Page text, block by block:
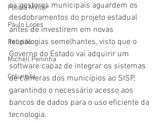
Polícia Militar
Paulo Lopes
Religião
Michell Peninha
Colunista
os gestores municipais aguardem os
desdobramentos do projeto estadual
antes de investirem em novas
tecnologias semelhantes, visto que o
Governo do Estado vai adquirir um
software capaz de integrar os sistemas
de câmeras dos municípios ao SISP,
garantindo o necessário acesso aos
bancos de dados para o uso eficiente da
tecnologia.